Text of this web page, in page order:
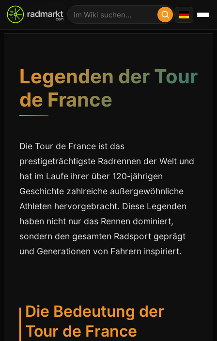
Legenden der Tour
de France
Die Tour de France ist das
prestigeträchtigste Radrennen der Welt und
hat im Laufe ihrer über 120-jährigen
Geschichte zahlreiche außergewöhnliche
Athleten hervorgebracht. Diese Legenden
haben nicht nur das Rennen dominiert,
sondern den gesamten Radsport geprägt
und Generationen von Fahrern inspiriert.
Die Bedeutung der
Tour de France